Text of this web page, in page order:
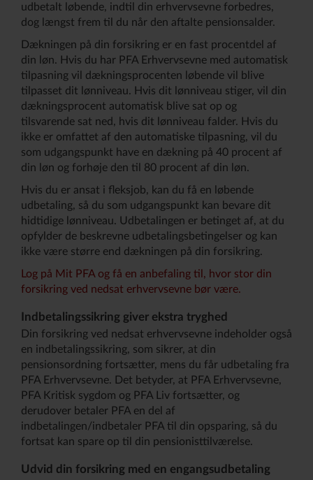
udbetalt løbende, indtil din erhvervsevne forbedres,
dog længst frem til du når den aftalte pensionsalder.
Dækningen på din forsikring er en fast procentdel af
din løn. Hvis du har PFA Erhvervsevne med automatisk
tilpasning vil dækningsprocenten løbende vil blive
tilpasset dit lønniveau. Hvis dit lønniveau stiger, vil din
dækningsprocent automatisk blive sat op og
tilsvarende sat ned, hvis dit lønniveau falder. Hvis du
ikke er omfattet af den automatiske tilpasning, vil du
som udgangspunkt have en dækning på 40 procent af
din løn og forhøje den til 80 procent af din løn.
Hvis du er ansat i fleksjob, kan du få en løbende
udbetaling, så du som udgangspunkt kan bevare dit
hidtidige lønniveau. Udbetalingen er betinget af, at du
opfylder de beskrevne udbetalingsbetingelser og kan
ikke være større end dækningen på din forsikring.
Log på Mit PFA og få en anbefaling til, hvor stor din
forsikring ved nedsat erhvervsevne bør være.
Indbetalingssikring giver ekstra tryghed
Din forsikring ved nedsat erhvervsevne indeholder også
en indbetalingssikring, som sikrer, at din
pensionsordning fortsætter, mens du får udbetaling fra
PFA Erhvervsevne. Det betyder, at PFA Erhvervsevne,
PFA Kritisk sygdom og PFA Liv fortsætter, og
derudover betaler PFA en del af
indbetalingen/indbetaler PFA til din opsparing, så du
fortsat kan spare op til din pensionisttilværelse.
Udvid din forsikring med en engangsudbetaling